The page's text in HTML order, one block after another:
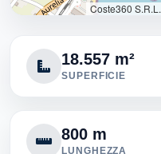
Coste360 S.R.L.
18.557 m²
SUPERFICIE
800 m
LUNGHEZZA